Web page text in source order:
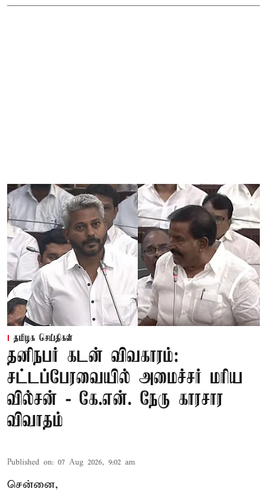
தமிழக செய்திகள்
தனிநபர் கடன் விவகாரம்:
சட்டப்பேரவையில் அமைச்சர் மரிய
வில்சன் - கே.என். நேரு காரசார
விவாதம்
Published on: 07 Aug 2026, 9:02 am
சென்னை,